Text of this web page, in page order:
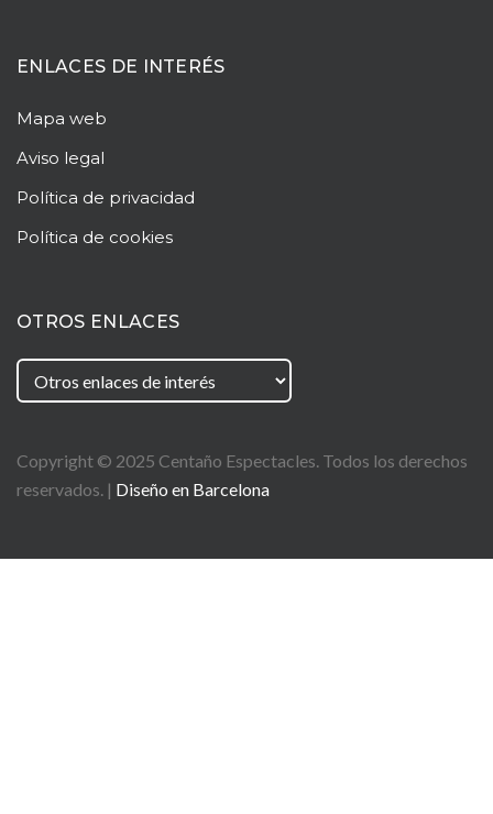
ENLACES DE INTERÉS
Mapa web
Aviso legal
Política de privacidad
Política de cookies
OTROS ENLACES
Copyright © 2025 Centaño Espectacles. Todos los derechos
reservados. | Diseño en Barcelona